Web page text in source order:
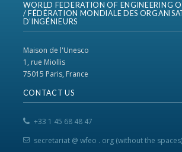
WORLD FEDERATION OF ENGINEERING
/ FÉDÉRATION MONDIALE DES
D’INGÉNIEURS
Maison de l'Unesco
1, rue Miollis
75015 Paris, France
CONTACT US
+33 1 45 68 48 47
secretariat @ wfeo . org (without the spaces)